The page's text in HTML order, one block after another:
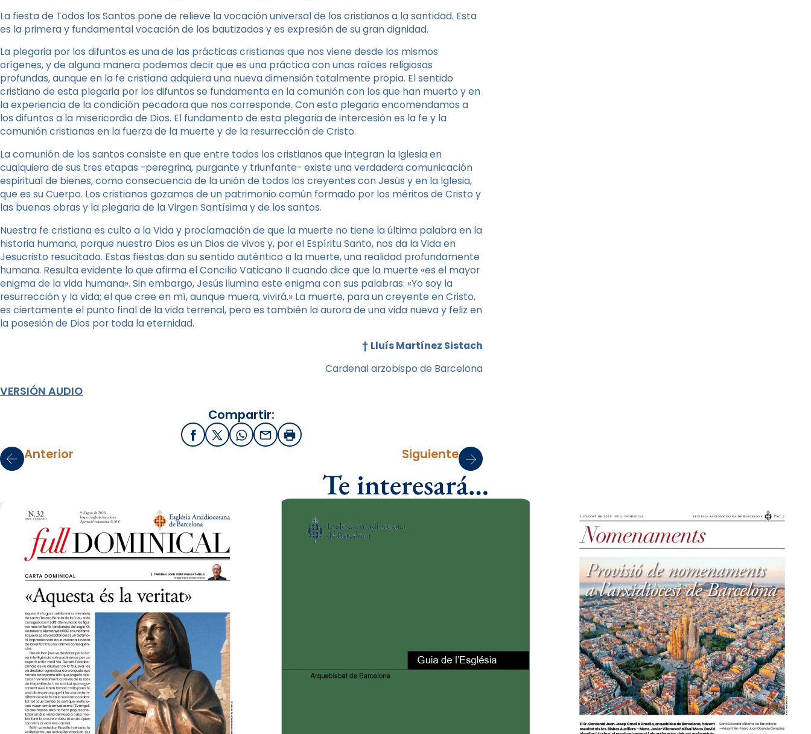
La fiesta de Todos los Santos pone de relieve la vocación universal de los cristianos a la santidad. Esta
es la primera y fundamental vocación de los bautizados y es expresión de su gran dignidad.
La plegaria por los difuntos es una de las prácticas cristianas que nos viene desde los mismos
orígenes, y de alguna manera podemos decir que es una práctica con unas raíces religiosas
profundas, aunque en la fe cristiana adquiera una nueva dimensión totalmente propia. El sentido
cristiano de esta plegaria por los difuntos se fundamenta en la comunión con los que han muerto y en
la experiencia de la condición pecadora que nos corresponde. Con esta plegaria encomendamos a
los difuntos a la misericordia de Dios. El fundamento de esta plegaria de intercesión es la fe y la
comunión cristianas en la fuerza de la muerte y de la resurrección de Cristo.
La comunión de los santos consiste en que entre todos los cristianos que integran la Iglesia en
cualquiera de sus tres etapas -peregrina, purgante y triunfante- existe una verdadera comunicación
espiritual de bienes, como consecuencia de la unión de todos los creyentes con Jesús y en la Iglesia,
que es su Cuerpo. Los cristianos gozamos de un patrimonio común formado por los méritos de Cristo y
las buenas obras y la plegaria de la Virgen Santísima y de los santos.
Nuestra fe cristiana es culto a la Vida y proclamación de que la muerte no tiene la última palabra en la
historia humana, porque nuestro Dios es un Dios de vivos y, por el Espíritu Santo, nos da la Vida en
Jesucristo resucitado. Estas fiestas dan su sentido auténtico a la muerte, una realidad profundamente
humana. Resulta evidente lo que afirma el Concilio Vaticano II cuando dice que la muerte «es el mayor
enigma de la vida humana». Sin embargo, Jesús ilumina este enigma con sus palabras: «Yo soy la
resurrección y la vida; el que cree en mí, aunque muera, vivirá.» La muerte, para un creyente en Cristo,
es ciertamente el punto final de la vida terrenal, pero es también la aurora de una vida nueva y feliz en
la posesión de Dios por toda la eternidad.
† Lluís Martínez Sistach
Cardenal arzobispo de Barcelona
VERSIÓN AUDIO
Compartir:
FacebookX / Twitter
WhatsApp
EmailImprimir
Anterior Siguiente
Te interesará…